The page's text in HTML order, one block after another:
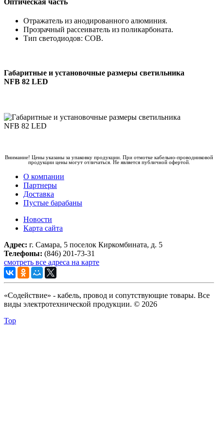
Отражатель из анодированного алюминия.
Прозрачный рассеиватель из поликарбоната.
Тип светодиодов: COB.
Габаритные и установочные размеры светильника
NFB 82 LED
Внимание! Цены указаны за упаковку продукции. При отмотке кабельно-проводниковой
продукции цены могут отличаться. Не является публичной офертой.
О компании
Партнеры
Доставка
Пустые барабаны
Новости
Карта сайта
Адрес: г. Самара, 5 поселок Киркомбината, д. 5
Телефоны: (846) 201-73-31
смотреть все адреса на карте
«Содействие» - кабель, провод и сопутствующие товары. Все
виды электротехнической продукции. © 2026
Top